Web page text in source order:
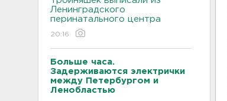
Ленинградского
перинатального центра
20:16
Больше часа.
Задерживаются электрички
между Петербургом и
Ленобластью